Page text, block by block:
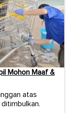
Mohon Maaf &
atas